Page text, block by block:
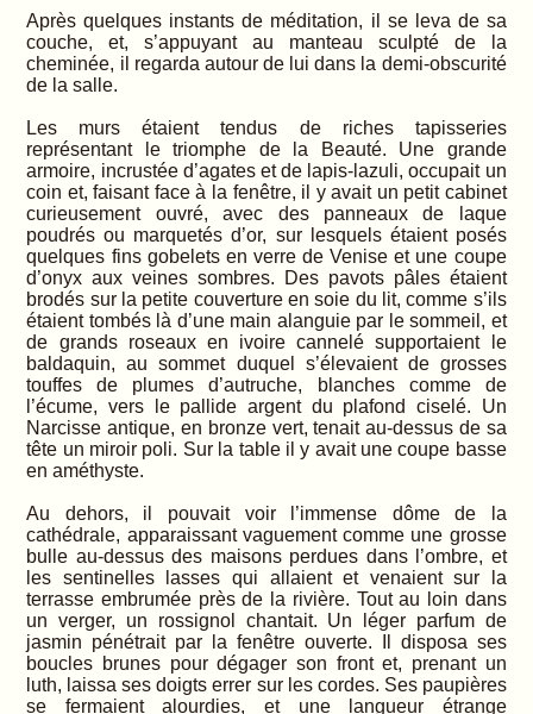
Après quelques instants de méditation, il se leva de sa
couche, et, s’appuyant au manteau sculpté de la
cheminée, il regarda autour de lui dans la demi-obscurité
de la salle.
Les murs étaient tendus de riches tapisseries
représentant le triomphe de la Beauté. Une grande
armoire, incrustée d’agates et de lapis-lazuli, occupait un
coin et, faisant face à la fenêtre, il y avait un petit cabinet
curieusement ouvré, avec des panneaux de laque
poudrés ou marquetés d’or, sur lesquels étaient posés
quelques fins gobelets en verre de Venise et une coupe
d’onyx aux veines sombres. Des pavots pâles étaient
brodés sur la petite couverture en soie du lit, comme s’ils
étaient tombés là d’une main alanguie par le sommeil, et
de grands roseaux en ivoire cannelé supportaient le
baldaquin, au sommet duquel s’élevaient de grosses
touffes de plumes d’autruche, blanches comme de
l’écume, vers le pallide argent du plafond ciselé. Un
Narcisse antique, en bronze vert, tenait au-dessus de sa
tête un miroir poli. Sur la table il y avait une coupe basse
en améthyste.
Au dehors, il pouvait voir l’immense dôme de la
cathédrale, apparaissant vaguement comme une grosse
bulle au-dessus des maisons perdues dans l’ombre, et
les sentinelles lasses qui allaient et venaient sur la
terrasse embrumée près de la rivière. Tout au loin dans
un verger, un rossignol chantait. Un léger parfum de
jasmin pénétrait par la fenêtre ouverte. Il disposa ses
boucles brunes pour dégager son front et, prenant un
luth, laissa ses doigts errer sur les cordes. Ses paupières
se fermaient alourdies, et une langueur étrange